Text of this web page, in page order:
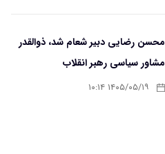
محسن رضایی دبیر شعام شد، ذوالقدر
مشاور سیاسی رهبر انقلاب
۱۴۰۵/۰۵/۱۹ ۱۰:۱۴